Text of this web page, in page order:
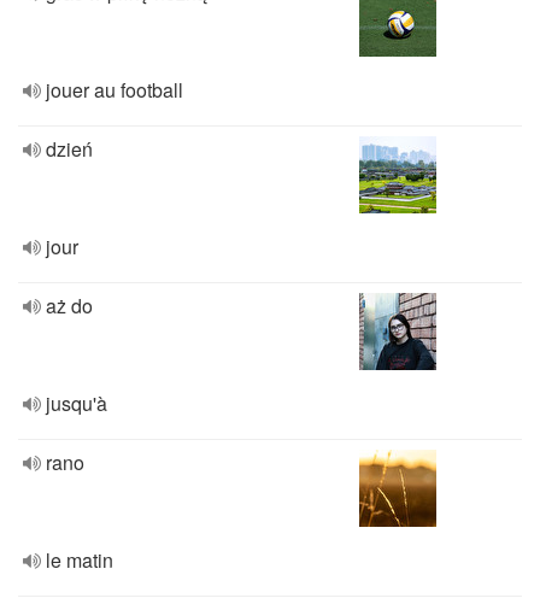
jouer au football
dzień
jour
aż do
jusqu'à
rano
le matin